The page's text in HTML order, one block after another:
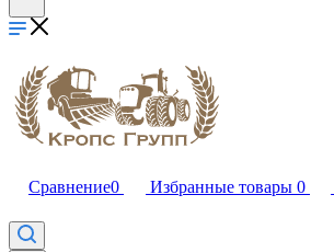
Сравнение0 Избранные товары 0